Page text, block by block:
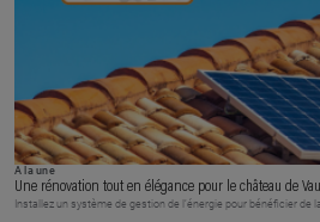
À la une
Une rénovation tout en élégance pour le château de
Installez un système de gestion de l’énergie pour bénéficier de